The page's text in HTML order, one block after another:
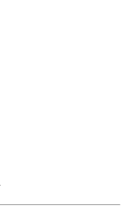
con la política de
de productos y